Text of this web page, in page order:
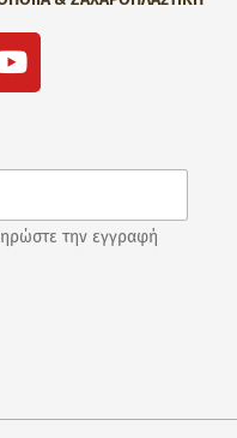
την εγγραφή